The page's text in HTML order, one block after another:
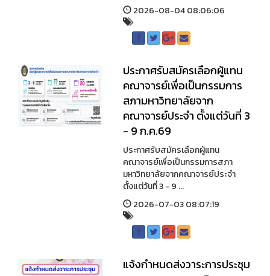
2026-08-04 08:06:06
ประกาศรับสมัครเลือกผู้แทน
คณาจารย์เพื่อเป็นกรรมการ
สภามหาวิทยาลัยจาก
คณาจารย์ประจำ ตั้งแต่วันที่ 3
- 9 ก.ค.69
ประกาศรับสมัครเลือกผู้แทน
คณาจารย์เพื่อเป็นกรรมการสภา
มหาวิทยาลัยจากคณาจารย์ประจำ
ตั้งแต่วันที่ 3 - 9 ...
2026-07-03 08:07:19
แจ้งกำหนดส่งวาระการประชุม